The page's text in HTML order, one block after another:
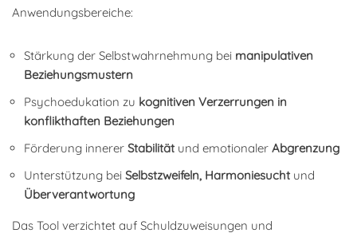
Anwendungsbereiche:
Stärkung der Selbstwahrnehmung bei manipulativen
Beziehungsmustern
Psychoedukation zu kognitiven Verzerrungen in
konflikthaften Beziehungen
Förderung innerer Stabilitätund emotionaler Abgrenzung
Unterstützung bei Selbstzweifeln, Harmoniesuchtund
Überverantwortung
Das Tool verzichtet auf Schuldzuweisungen und